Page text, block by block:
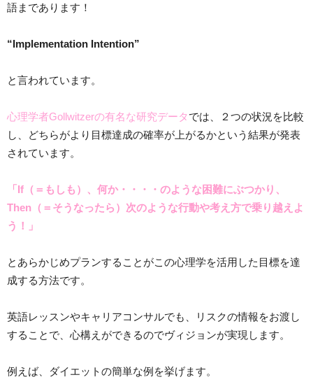
語まであります！
“Implementation Intention”
と言われています。
心理学者Gollwitzerの有名な研究データ では、２つの状況を比較
し、どちらがより目標達成の確率が上がるかという結果が発表
されています。
「If（＝もしも）、 何か・・・・のような 困難にぶつかり、
Then（＝そうなったら） 次のような行動や考え方で乗り越えよ
う！」
とあらかじめプランすることがこの心理学を活用した目標を達
成する方法です。
英語レッスンやキャリアコンサルでも、リスクの情報をお渡し
することで、心構えができるのでヴィジョンが実現します。
例えば、ダイエットの簡単な例を挙げます。